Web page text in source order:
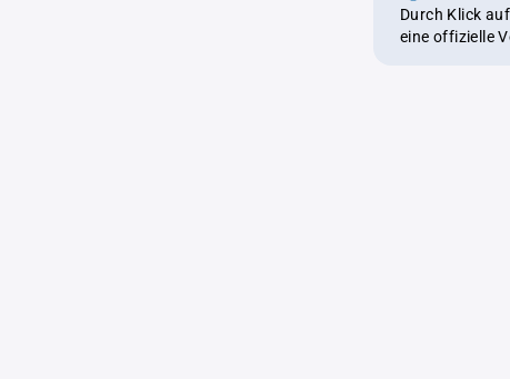
Durch Klick
eine offizielle